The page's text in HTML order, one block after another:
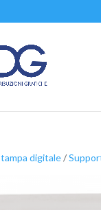
digitale/